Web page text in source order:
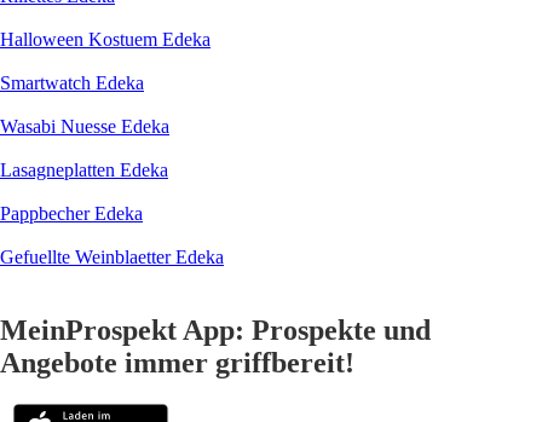
Halloween Kostuem Edeka
Smartwatch Edeka
Wasabi Nuesse Edeka
Lasagneplatten Edeka
Pappbecher Edeka
Gefuellte Weinblaetter Edeka
MeinProspekt App: Prospekte und
Angebote immer griffbereit!